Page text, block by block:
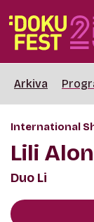
Arkiva
International
Lili
Duo Li